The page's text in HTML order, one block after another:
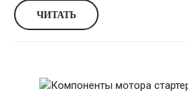
ЧИТАТЬ